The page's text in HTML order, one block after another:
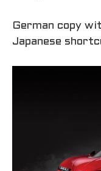
German copy
Japanese